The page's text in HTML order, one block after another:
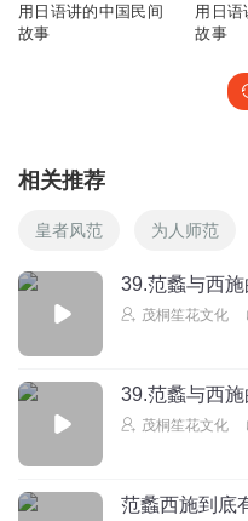
用日语讲的中国民间
故事
用日语
故事
相关推荐
皇者风范 为人师范
39.范蠡与西
茂桐笙花文化
39.范蠡与西
茂桐笙花文化
范蠡西施到底